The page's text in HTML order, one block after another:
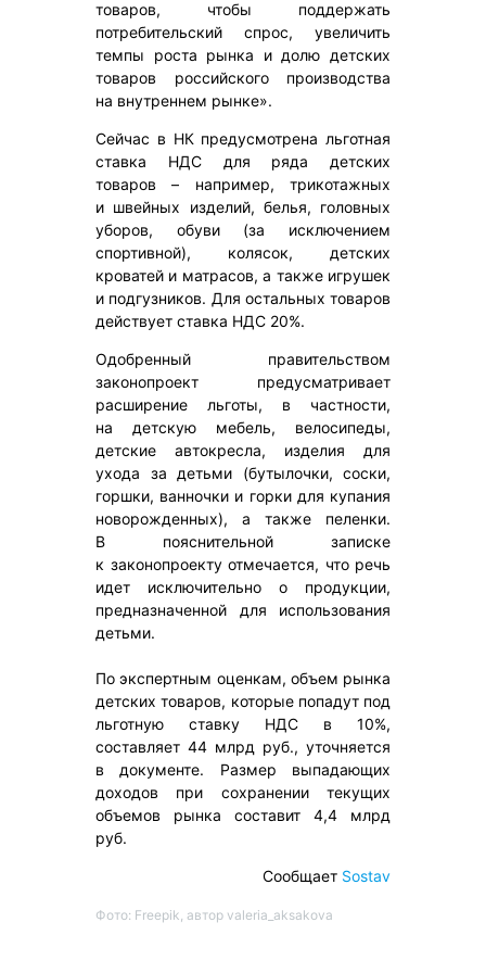
товаров, чтобы поддержать
потребительский спрос, увеличить
темпы роста рынка и долю детских
товаров российского производства
на внутреннем рынке».
Сейчас в НК предусмотрена льготная
ставка НДС для ряда детских
товаров – например, трикотажных
и швейных изделий, белья, головных
уборов, обуви (за исключением
спортивной), колясок, детских
кроватей и матрасов, а также игрушек
и подгузников. Для остальных товаров
действует ставка НДС 20%.
Одобренный правительством
законопроект предусматривает
расширение льготы, в частности,
на детскую мебель, велосипеды,
детские автокресла, изделия для
ухода за детьми (бутылочки, соски,
горшки, ванночки и горки для купания
новорожденных), а также пеленки.
В пояснительной записке
к законопроекту отмечается, что речь
идет исключительно о продукции,
предназначенной для использования
детьми.
По экспертным оценкам, объем рынка
детских товаров, которые попадут под
льготную ставку НДС в 10%,
составляет 44 млрд руб., уточняется
в документе. Размер выпадающих
доходов при сохранении текущих
объемов рынка составит 4,4 млрд
руб.
Сообщает Sostav
Фото: Freepik, автор valeria_aksakova